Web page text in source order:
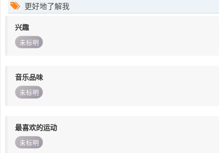
更好地了解我
兴趣
未标明
音乐品味
未标明
最喜欢的运动
未标明